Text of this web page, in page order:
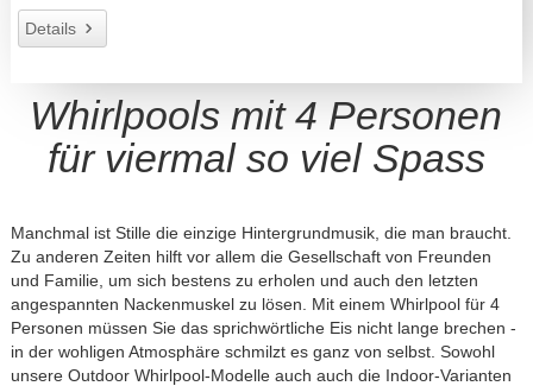
Details
Whirlpools mit 4 Personen
für viermal so viel Spass
Manchmal ist Stille die einzige Hintergrundmusik, die man braucht.
Zu anderen Zeiten hilft vor allem die Gesellschaft von Freunden
und Familie, um sich bestens zu erholen und auch den letzten
angespannten Nackenmuskel zu lösen. Mit einem Whirlpool für 4
Personen müssen Sie das sprichwörtliche Eis nicht lange brechen -
in der wohligen Atmosphäre schmilzt es ganz von selbst. Sowohl
unsere Outdoor Whirlpool-Modelle auch auch die Indoor-Varianten